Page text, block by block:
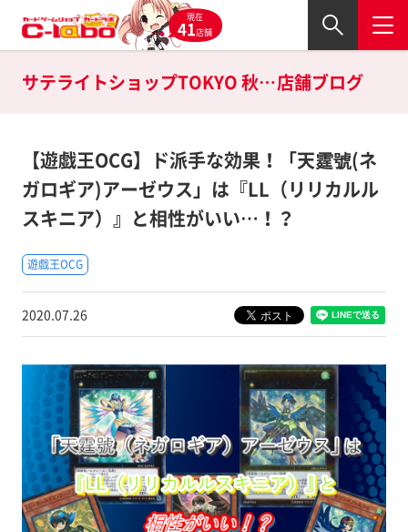
現在
41店舗
サテライトショップTOKYO 秋葉原店の店舗ブログ
【遊戯王OCG】ド派手な効果！「天霆號(ネ
ガロギア)アーゼウス」は『LL（リリカルル
スキニア）』と相性がいい…！？
遊戯王OCG
2020.07.26